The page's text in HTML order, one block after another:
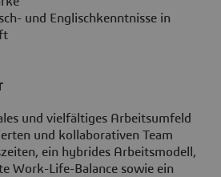
und Englischkenntnisse in
und vielfältiges Arbeitsumfeld
und kollaborativen Team
ein hybrides Arbeitsmodell,
Work-Life-Balance sowie ein